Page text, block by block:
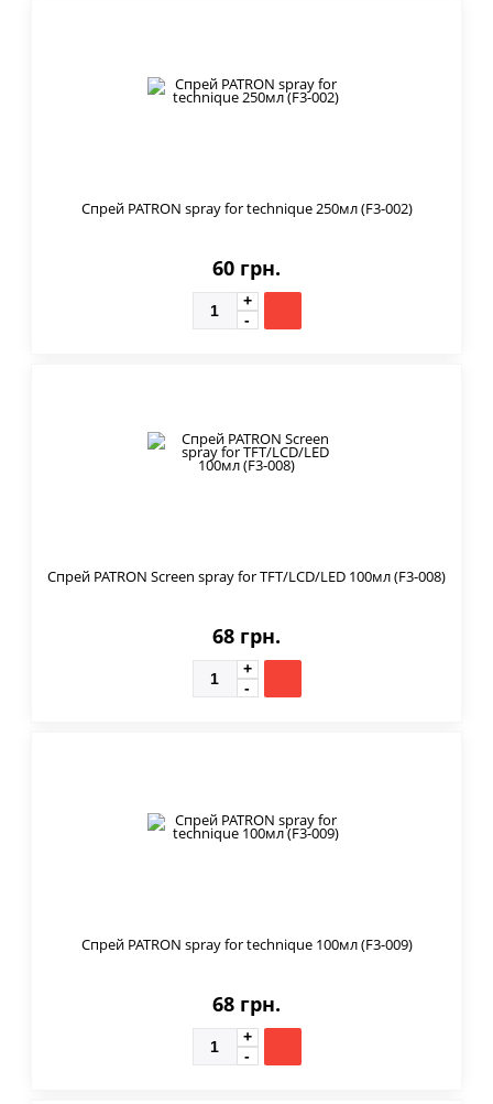
Спрей PATRON spray for technique 250мл (F3-002)
60 грн.
Спрей PATRON Screen spray for TFT/LCD/LED 100мл (F3-008)
68 грн.
Спрей PATRON spray for technique 100мл (F3-009)
68 грн.